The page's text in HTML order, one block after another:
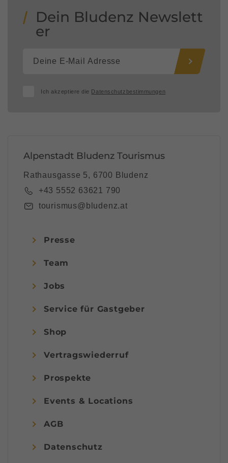
Dein Bludenz Newslett
er
Ich akzeptiere die Datenschutzbestimmungen
Alpenstadt Bludenz Tourismus
Rathausgasse 5, 6700 Bludenz
+43 5552 63621 790
tourismus@bludenz.at
Presse
Team
Jobs
Service für Gastgeber
Shop
Vertragswiederruf
Prospekte
Events & Locations
AGB
Datenschutz